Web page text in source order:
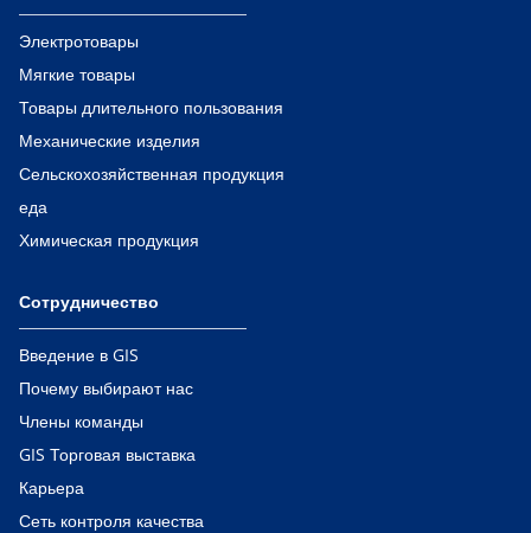
Электротовары
Мягкие товары
Товары длительного пользования
Механические изделия
Сельскохозяйственная продукция
еда
Химическая продукция
Сотрудничество
Введение в GIS
Почему выбирают нас
Члены команды
GIS Торговая выставка
Карьера
Сеть контроля качества